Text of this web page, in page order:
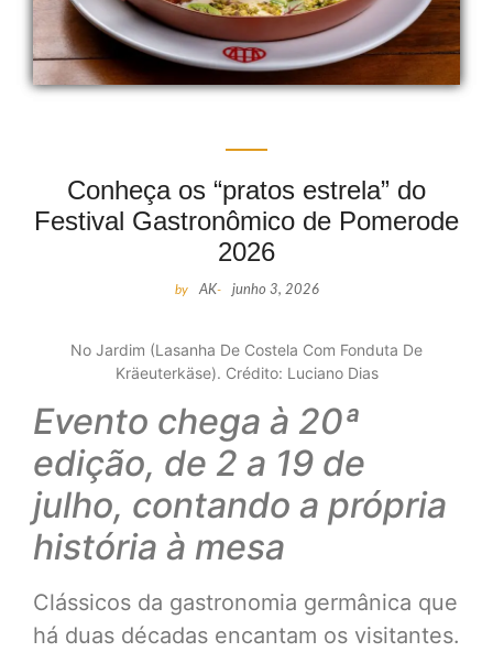
Conheça os “pratos estrela” do
Festival Gastronômico de Pomerode
2026
by AK- junho 3, 2026
No Jardim (Lasanha De Costela Com Fonduta De
Kräeuterkäse). Crédito: Luciano Dias
Evento chega à 20ª
edição, de 2 a 19 de
julho, contando a própria
história à mesa
Clássicos da gastronomia germânica que
há duas décadas encantam os visitantes.